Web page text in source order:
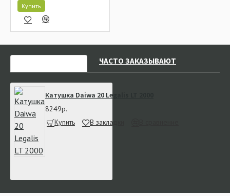
Купить
ЧАСТО ЗАКАЗЫВАЮТ
Катушка Daiwa 20 Legalis LT 2000
8249р.
Купить
В закладки